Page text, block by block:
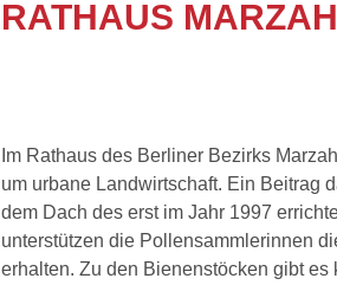
RATHAUS
Im Rathaus des Berliner Bezirks
um urbane Landwirtschaft. Ein Beitrag
dem Dach des erst im Jahr 1997
unterstützen die Pollensammlerinnen
erhalten. Zu den Bienenstöcken gibt